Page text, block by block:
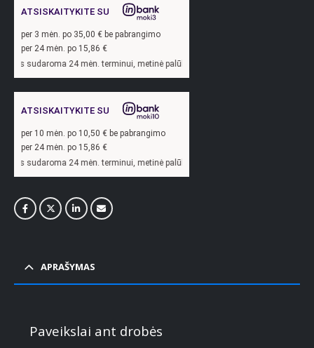
ATSISKAITYKITE SU
per 3 mėn. po 35,00 € be pabrangimo
per 24 mėn. po 15,86 €
mėn. terminui, metinė palūkanų norma –13,9
ATSISKAITYKITE SU
per 10 mėn. po 10,50 € be pabrangimo
per 24 mėn. po 15,86 €
mėn. terminui, metinė palūkanų norma –13,9
APRAŠYMAS
Paveikslai ant drobės